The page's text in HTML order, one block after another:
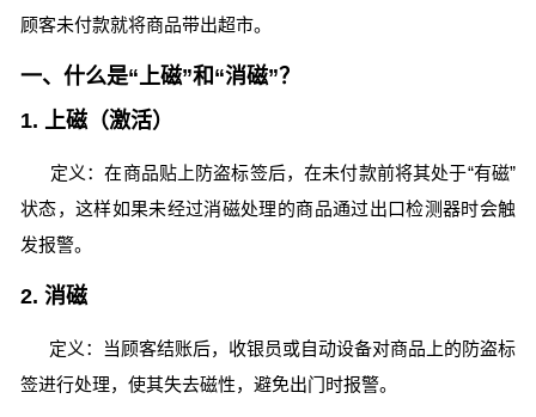
顾客未付款就将商品带出超市。
一、什么是“上磁”和“消磁”？
1. 上磁（激活）
定义：在商品贴上防盗标签后，在未付款前将其处于“有磁”
状态，这样如果未经过消磁处理的商品通过出口检测器时会触
发报警。
2. 消磁
定义：当顾客结账后，收银员或自动设备对商品上的防盗标
签进行处理，使其失去磁性，避免出门时报警。